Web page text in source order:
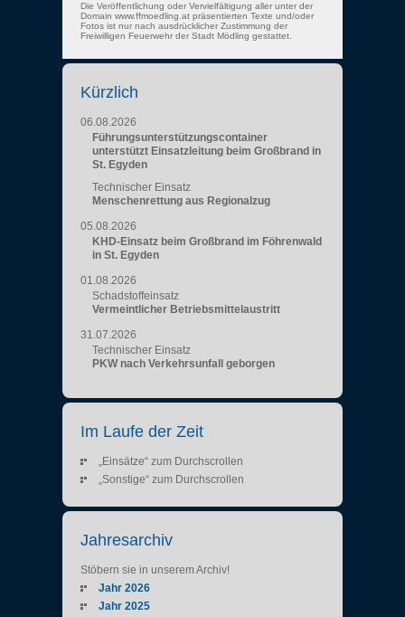
Die Veröffentlichung oder Vervielfältigung aller unter der
Domain www.ffmoedling.at präsentierten Texte und/oder
Fotos ist nur nach ausdrücklicher Zustimmung der
Freiwilligen Feuerwehr der Stadt Mödling gestattet.
Kürzlich
06.08.2026
Führungsunterstützungscontainer
unterstützt Einsatzleitung beim Großbrand in
St. Egyden
Technischer Einsatz
Menschenrettung aus Regionalzug
05.08.2026
KHD-Einsatz beim Großbrand im Föhrenwald
in St. Egyden
01.08.2026
Schadstoffeinsatz
Vermeintlicher Betriebsmittelaustritt
31.07.2026
Technischer Einsatz
PKW nach Verkehrsunfall geborgen
Im Laufe der Zeit
„Einsätze“ zum Durchscrollen
„Sonstige“ zum Durchscrollen
Jahresarchiv
Stöbern sie in unserem Archiv!
Jahr 2026
Jahr 2025